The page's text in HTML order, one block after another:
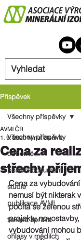
Příspěvek
Všechny příspěvky
odborné
poziční dokument
studie
publikace AVMI
tisková zpráva
ohlasy v médiích
Všechny příspěvky
Cena za
střechy
AVMI ČR
1. 9. 2020 Minut čtení: 2
Cena za
nemusí být nikterak
počítá se zelenou
projektu
vybudování mohou